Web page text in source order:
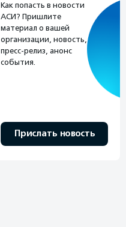
Как попасть в новости
АСИ? Пришлите
материал о вашей
организации, новость,
пресс-релиз, анонс
события.
Прислать новость